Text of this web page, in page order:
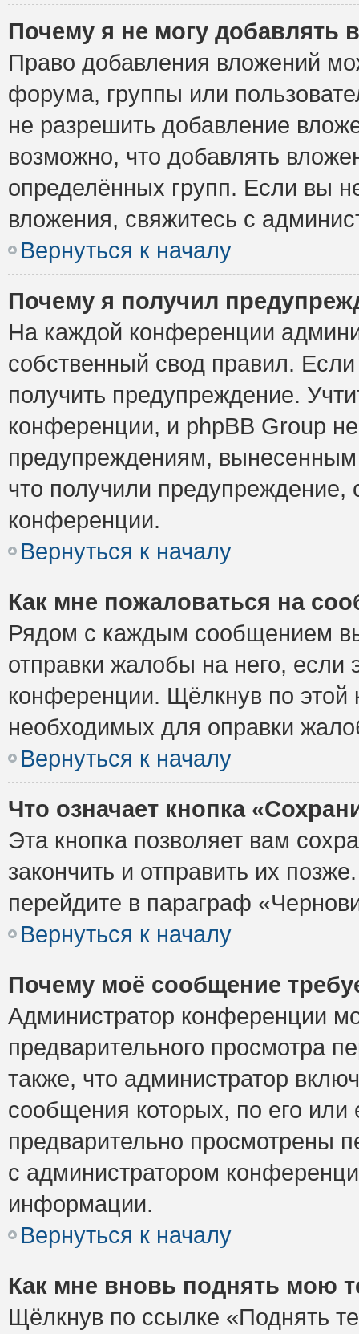
Почему я не могу добавлять
Право добавления вложений
форума, группы или
не разрешить добавление
возможно, что добавлять
определённых групп. Если вы
вложения, свяжитесь с
Вернуться к началу
Почему я получил
На каждой конференции
собственный свод правил.
получить предупреждение.
конференции, и phpBB Group
предупреждениям,
что получили предупреждение,
конференции.
Вернуться к началу
Как мне пожаловаться на
Рядом с каждым сообщением
отправки жалобы на него,
конференции. Щёлкнув по этой
необходимых для оправки
Вернуться к началу
Что означает кнопка
Эта кнопка позволяет вам
закончить и отправить их
перейдите в параграф
Вернуться к началу
Почему моё сообщение
Администратор конференции
предварительного просмотра
также, что администратор
сообщения которых, по его
предварительно просмотрены
с администратором
информации.
Вернуться к началу
Как мне вновь поднять мою
Щёлкнув по ссылке «Поднять